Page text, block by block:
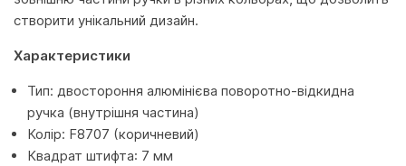
створити унікальний дизайн.
Характеристики
Тип: двостороння алюмінієва поворотно-відкидна
ручка (внутрішня частина)
Колір: F8707 (коричневий)
Квадрат штифта: 7 мм